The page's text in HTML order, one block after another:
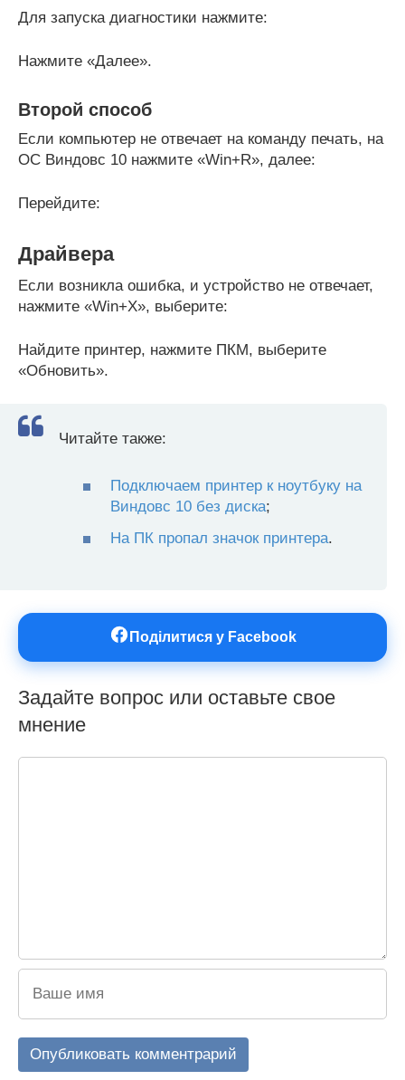
Для запуска диагностики нажмите:
Нажмите «Далее».
Второй способ
Если компьютер не отвечает на команду печать, на
ОС Виндовс 10 нажмите «Win+R», далее:
Перейдите:
Драйвера
Если возникла ошибка, и устройство не отвечает,
нажмите «Win+X», выберите:
Найдите принтер, нажмите ПКМ, выберите
«Обновить».
Читайте также:
Подключаем принтер к ноутбуку на
Виндовс 10 без диска;
На ПК пропал значок принтера.
Поділитися у Facebook
Задайте вопрос или оставьте свое
мнение